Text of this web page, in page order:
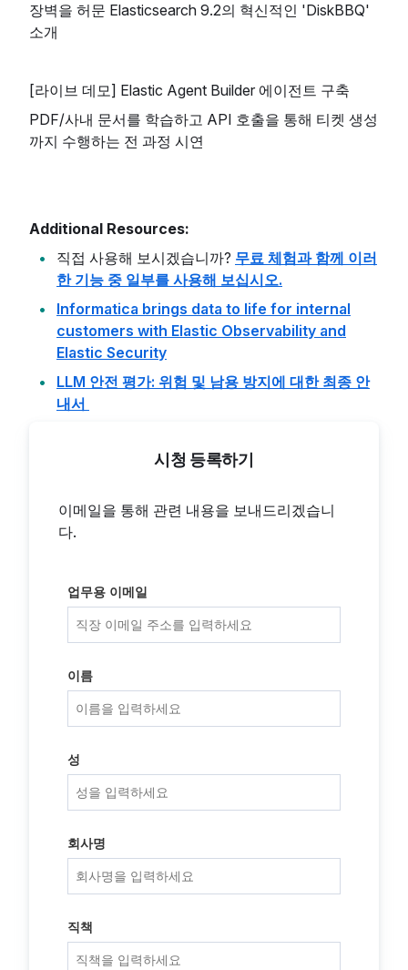
장벽을 허문 Elasticsearch 9.2의 혁신적인 'DiskBBQ'
소개
[라이브 데모] Elastic Agent Builder 에이전트 구축
PDF/사내 문서를 학습하고 API 호출을 통해 티켓 생성
까지 수행하는 전 과정 시연
Additional Resources:
직접 사용해 보시겠습니까? 무료 체험과 함께 이러
한 기능 중 일부를 사용해 보십시오.
Informatica brings data to life for internal
customers with Elastic Observability and
Elastic Security
LLM 안전 평가: 위험 및 남용 방지에 대한 최종 안
내서
시청 등록하기
이메일을 통해 관련 내용을 보내드리겠습니
다.
업무용 이메일
이름
성
회사명
직책